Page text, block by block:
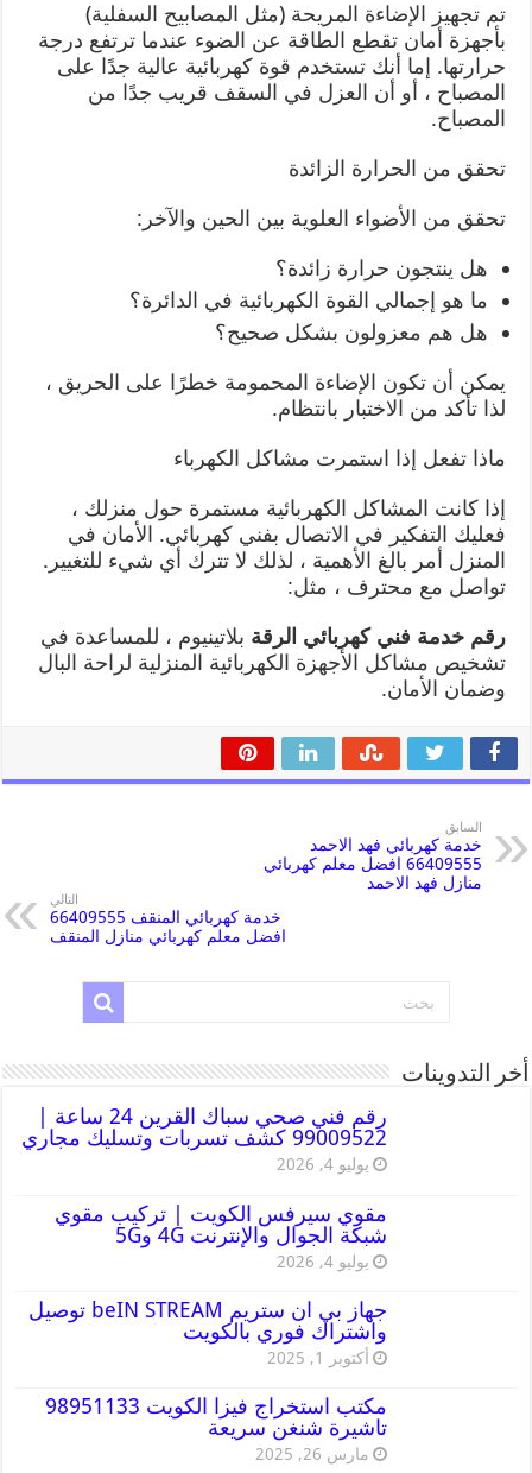
تم تجهيز الإضاءة المريحة (مثل المصابيح السفلية)
بأجهزة أمان تقطع الطاقة عن الضوء عندما ترتفع درجة
حرارتها. إما أنك تستخدم قوة كهربائية عالية جدًا على
المصباح ، أو أن العزل في السقف قريب جدًا من
المصباح.
تحقق من الحرارة الزائدة
تحقق من الأضواء العلوية بين الحين والآخر:
هل ينتجون حرارة زائدة؟
ما هو إجمالي القوة الكهربائية في الدائرة؟
هل هم معزولون بشكل صحيح؟
يمكن أن تكون الإضاءة المحمومة خطرًا على الحريق ،
لذا تأكد من الاختبار بانتظام.
ماذا تفعل إذا استمرت مشاكل الكهرباء
إذا كانت المشاكل الكهربائية مستمرة حول منزلك ،
فعليك التفكير في الاتصال بفني كهربائي. الأمان في
المنزل أمر بالغ الأهمية ، لذلك لا تترك أي شيء للتغيير.
تواصل مع محترف ، مثل:
رقم خدمة فني كهربائي الرقة بلاتينيوم ، للمساعدة في
تشخيص مشاكل الأجهزة الكهربائية المنزلية لراحة البال
وضمان الأمان.
السابق
خدمة كهربائي فهد الاحمد
66409555 افضل معلم كهربائي
منازل فهد الاحمد
التالي
خدمة كهربائي المنقف 66409555
افضل معلم كهربائي منازل المنقف
أخر التدوينات
رقم فني صحي سباك القرين 24 ساعة |
99009522 كشف تسربات وتسليك مجاري
يوليو 4, 2026
مقوي سيرفس الكويت | تركيب مقوي
شبكة الجوال والإنترنت 4G و5G
يوليو 4, 2026
جهاز بي ان ستريم beIN STREAM توصيل
واشتراك فوري بالكويت
أكتوبر 1, 2025
مكتب استخراج فيزا الكويت 98951133
تاشيرة شنغن سريعة
مارس 26, 2025